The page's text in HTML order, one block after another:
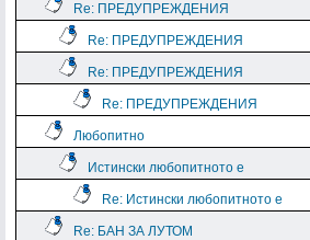
Re: ПРЕДУПРЕЖДЕНИЯ
Re: ПРЕДУПРЕЖДЕНИЯ
Re: ПРЕДУПРЕЖДЕНИЯ
Re: ПРЕДУПРЕЖДЕНИЯ
Любопитно
Истински любопитното е
Re: Истински любопитното е
Re: БАН ЗА ЛУТОМ